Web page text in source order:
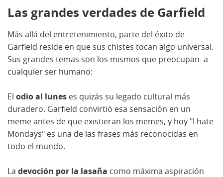
Las grandes verdades de Garfield
Más allá del entretenimiento, parte del éxito de
Garfield reside en que sus chistes tocan algo universal.
Sus grandes temas son los mismos que preocupan a
cualquier ser humano:
El odio al lunes es quizás su legado cultural más
duradero. Garfield convirtió esa sensación en un
meme antes de que existieran los memes, y hoy "I hate
Mondays" es una de las frases más reconocidas en
todo el mundo.
La devoción por la lasaña como máxima aspiración